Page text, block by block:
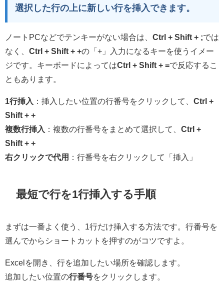
選択した行の上に新しい行を挿入できます。
ノートPCなどでテンキーがない場合は、 Ctrl + Shift + ;では
なく、 Ctrl + Shift + +の「+」入力になるキーを使うイメー
ジです。キーボードによってはCtrl + Shift + =で反応するこ
ともあります。
1行挿入 ：挿入したい位置の行番号をクリックして、 Ctrl +
Shift + +
複数行挿入
：複数の行番号をまとめて選択して、 Ctrl +
Shift + +
右クリックで代用
：行番号を右クリックして「挿入」
最短で行を1行挿入する手順
まずは一番よく使う、1行だけ挿入する方法です。行番号を
選んでからショートカットを押すのがコツですよ。
Excelを開き、行を追加したい場所を確認します。
追加したい位置の行番号をクリックします。